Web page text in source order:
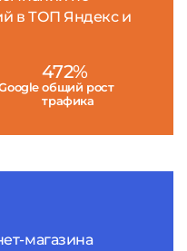
магазина
в ТОП Яндекс и
472%
общий рост
трафика